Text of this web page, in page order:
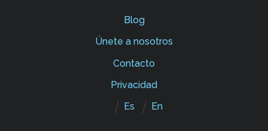
Blog
Únete a nosotros
Contacto
Privacidad
Es
En